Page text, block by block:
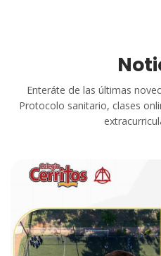
Enteráte de las últimas
Protocolo sanitario, clases